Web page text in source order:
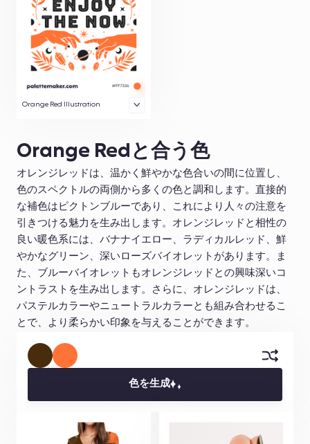
Orange Red Illustration
Orange Redと合う色
オレンジレッドは、温かく鮮やかな色合いの間に位置し、
色のスペクトルの両側から多くの色と調和します。直接的
な補色はピクトンブルーであり、これにより人々の注意を
引きつける魅力を生み出します。オレンジレッドと相性の
良い暖色系には、バナナイエロー、ラディカルレッド、鮮
やかなグリーン、深いローズバイオレットがあります。ま
た、ブルーバイオレットもオレンジレッドとの興味深いコ
ントラストを生み出します。さらに、オレンジレッドは、
パステルカラーやニュートラルカラーとも組み合わせるこ
とで、より柔らかい印象を与えることができます。
色を生成